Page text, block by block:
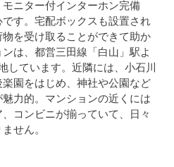
ニター付インターホン完備
す。宅配ボックスも設置され
を受け取ることができて助か
は、都営三田線「白山」駅よ
しています。近隣には、小石川
園をはじめ、神社や公園など
力的。マンションの近くには
コンビニが揃っていて、日々
せん。